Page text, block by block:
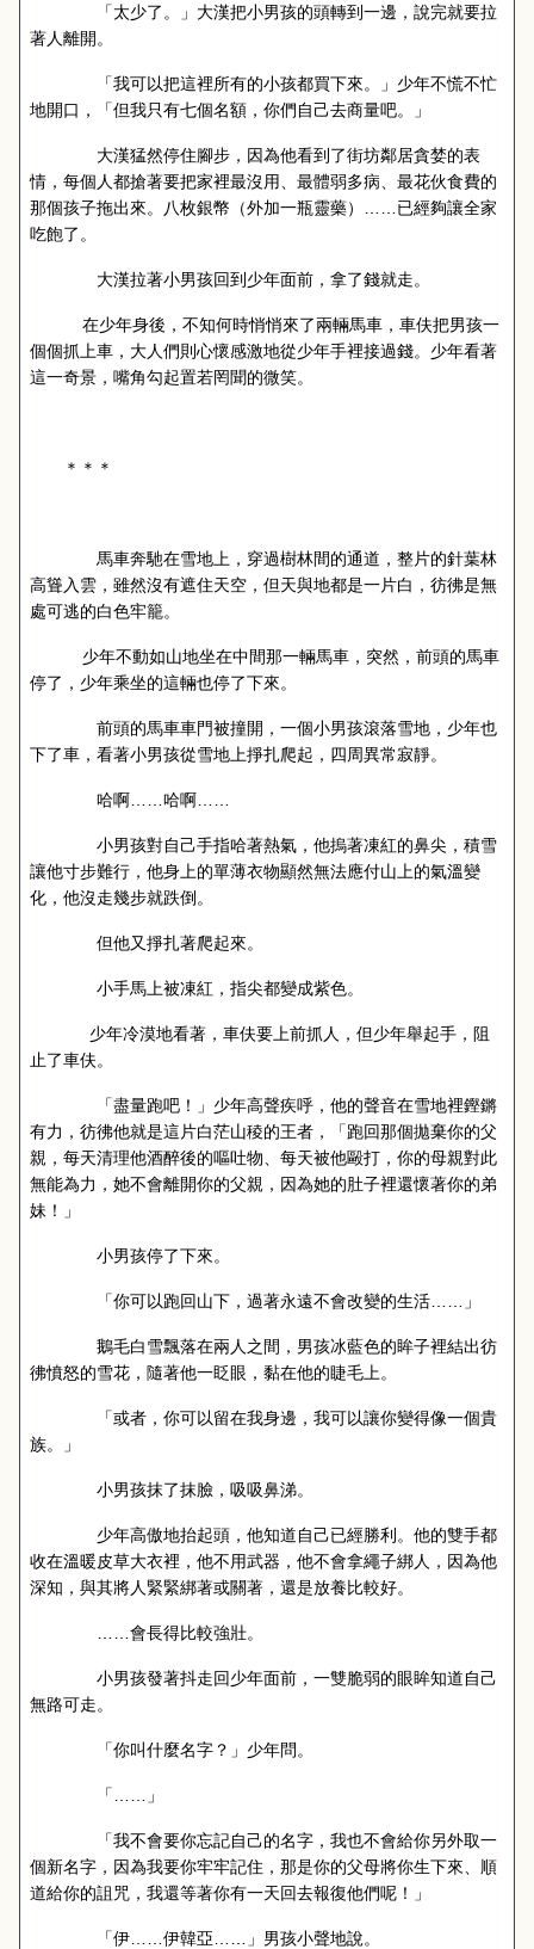
「太少了。」大漢把小男孩的頭轉到一邊，說完就要拉
著人離開。
「我可以把這裡所有的小孩都買下來。」少年不慌不忙
地開口，「但我只有七個名額，你們自己去商量吧。」
大漢猛然停住腳步，因為他看到了街坊鄰居貪婪的表
情，每個人都搶著要把家裡最沒用、最體弱多病、最花伙食費的
那個孩子拖出來。八枚銀幣（外加一瓶靈藥）……已經夠讓全家
吃飽了。
大漢拉著小男孩回到少年面前，拿了錢就走。
在少年身後，不知何時悄悄來了兩輛馬車，車伕把男孩一
個個抓上車，大人們則心懷感激地從少年手裡接過錢。少年看著
這一奇景，嘴角勾起置若罔聞的微笑。
＊＊＊
馬車奔馳在雪地上，穿過樹林間的通道，整片的針葉林
高聳入雲，雖然沒有遮住天空，但天與地都是一片白，彷彿是無
處可逃的白色牢籠。
少年不動如山地坐在中間那一輛馬車，突然，前頭的馬車
停了，少年乘坐的這輛也停了下來。
前頭的馬車車門被撞開，一個小男孩滾落雪地，少年也
下了車，看著小男孩從雪地上掙扎爬起，四周異常寂靜。
哈啊……哈啊……
小男孩對自己手指哈著熱氣，他摀著凍紅的鼻尖，積雪
讓他寸步難行，他身上的單薄衣物顯然無法應付山上的氣溫變
化，他沒走幾步就跌倒。
但他又掙扎著爬起來。
小手馬上被凍紅，指尖都變成紫色。
少年冷漠地看著，車伕要上前抓人，但少年舉起手，阻
止了車伕。
「盡量跑吧！」少年高聲疾呼，他的聲音在雪地裡鏗鏘
有力，彷彿他就是這片白茫山稜的王者，「跑回那個拋棄你的父
親，每天清理他酒醉後的嘔吐物、每天被他毆打，你的母親對此
無能為力，她不會離開你的父親，因為她的肚子裡還懷著你的弟
妹！」
小男孩停了下來。
「你可以跑回山下，過著永遠不會改變的生活……」
鵝毛白雪飄落在兩人之間，男孩冰藍色的眸子裡結出彷
彿憤怒的雪花，隨著他一眨眼，黏在他的睫毛上。
「或者，你可以留在我身邊，我可以讓你變得像一個貴
族。」
小男孩抹了抹臉，吸吸鼻涕。
少年高傲地抬起頭，他知道自己已經勝利。他的雙手都
收在溫暖皮草大衣裡，他不用武器，他不會拿繩子綁人，因為他
深知，與其將人緊緊綁著或關著，還是放養比較好。
……會長得比較強壯。
小男孩發著抖走回少年面前，一雙脆弱的眼眸知道自己
無路可走。
「你叫什麼名字？」少年問。
「……」
「我不會要你忘記自己的名字，我也不會給你另外取一
個新名字，因為我要你牢牢記住，那是你的父母將你生下來、順
道給你的詛咒，我還等著你有一天回去報復他們呢！」
「伊……伊韓亞……」男孩小聲地說。